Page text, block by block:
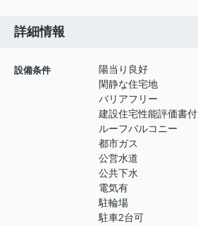
詳細情報
設備条件
陽当り良好
閑静な住宅地
バリアフリー
建設住宅性能評価書付
ルーフバルコニー
都市ガス
公営水道
公共下水
電気有
駐輪場
駐車2台可